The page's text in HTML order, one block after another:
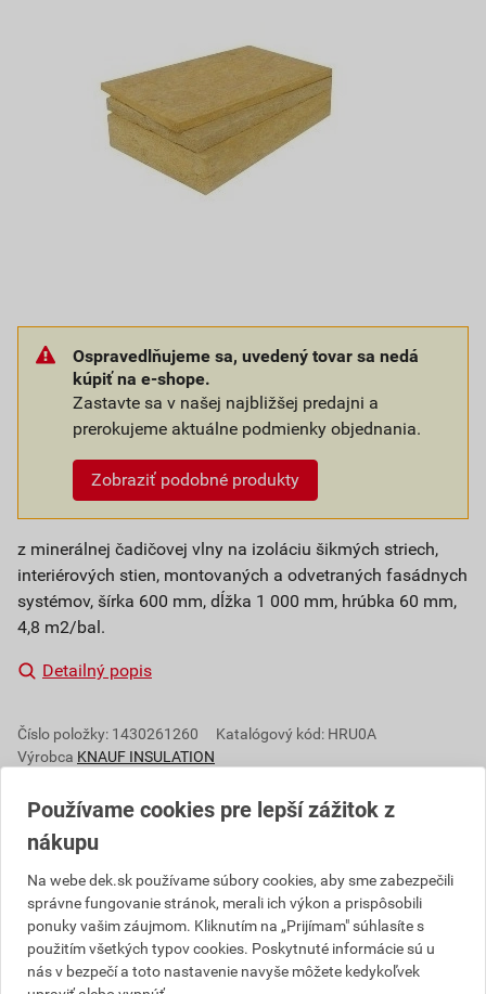
Ospravedlňujeme sa, uvedený tovar sa nedá
kúpiť na e-shope.
Zastavte sa v našej najbližšej predajni a
prerokujeme aktuálne podmienky objednania.
Zobraziť podobné produkty
z minerálnej čadičovej vlny na izoláciu šikmých striech,
interiérových stien, montovaných a odvetraných fasádnych
systémov, šírka 600 mm, dĺžka 1 000 mm, hrúbka 60 mm,
4,8 m2/bal.
Detailný popis
Číslo položky: 1430261260
Katalógový kód: HRU0A
Výrobca KNAUF INSULATION
Popis
Izolačný materiál MPS sa vyrába z minerálnych
vlákien, ktoré sú spájané živicou. Je v celom priereze
hydrofobizovaný. Používa sa na tepelnú, zvukovú a
protipožiarnu izoláciu stavebných konštrukcií, v
Používame cookies pre lepší zážitok z
nákupu
Na webe dek.sk používame súbory cookies, aby sme zabezpečili
správne fungovanie stránok, merali ich výkon a prispôsobili
ponuky vašim záujmom. Kliknutím na „Prijímam" súhlasíte s
použitím všetkých typov cookies. Poskytnuté informácie sú u
nás v bezpečí a toto nastavenie navyše môžete kedykoľvek